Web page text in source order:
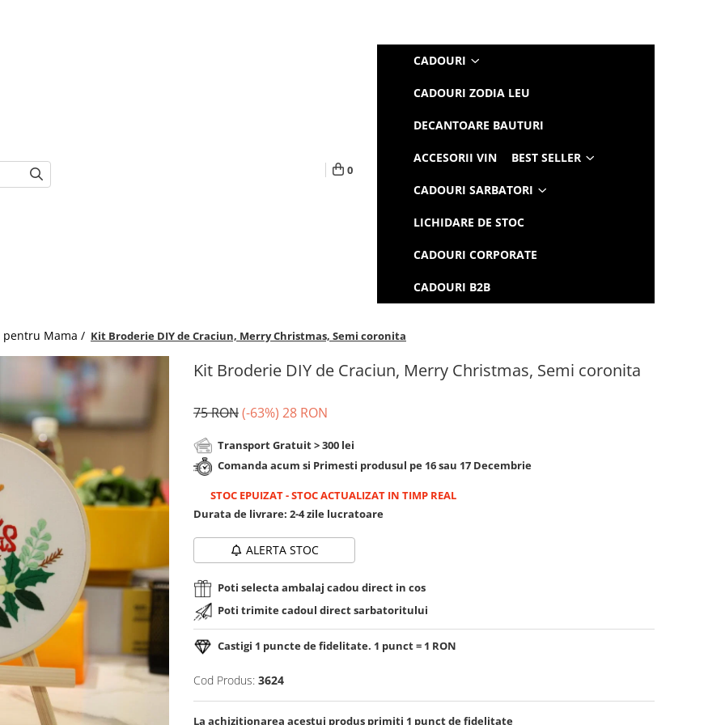
0
CADOURI
CADOURI ZODIA LEU
DECANTOARE BAUTURI
ACCESORII VIN BEST SELLER
CADOURI SARBATORI
LICHIDARE DE STOC
CADOURI CORPORATE
CADOURI B2B
pentru Mama / Kit Broderie DIY de Craciun, Merry Christmas, Semi coronita
Kit Broderie DIY de Craciun, Merry Christmas, Semi coronita
75 RON(-63%) 28 RON
Transport Gratuit > 300 lei
Comanda acum si Primesti produsul pe 16 sau 17 Decembrie
STOC EPUIZAT-STOC ACTUALIZAT IN TIMP REAL
Durata de livrare: 2-4 zile lucratoare
ALERTA STOC
Poti selecta ambalaj cadou direct in cos
Poti trimite cadoul direct sarbatoritului
Castigi 1 puncte de fidelitate. 1 punct = 1 RON
Cod Produs: 3624
La achizitionarea acestui produs primiti 1 punct de fidelitate